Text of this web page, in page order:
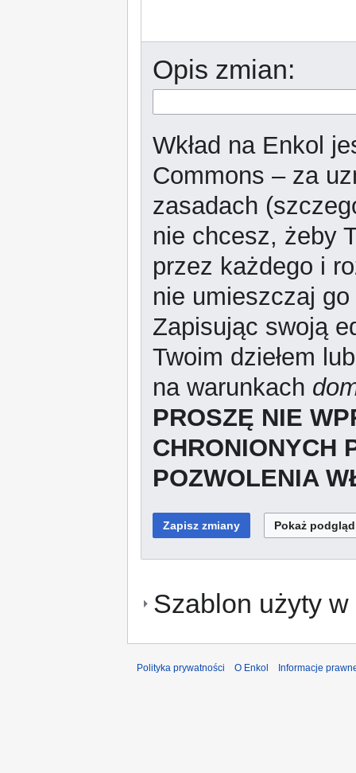
Opis zmian:
Wkład na Enkol
Commons – za
zasadach
nie chcesz, żeby
przez każdego i
nie umieszczaj
Zapisując swoją
Twoim dziełem
na warunkach
PROSZĘ NIE
CHRONIONYCH
POZWOLENIA
Szablon użyty
Polityka prywatności O Enkol Informacje